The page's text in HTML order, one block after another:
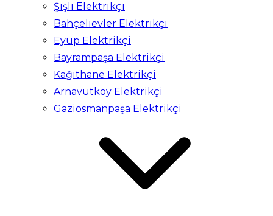
Şişli Elektrikçi
Bahçelievler Elektrikçi
Eyüp Elektrikçi
Bayrampaşa Elektrikçi
Kağıthane Elektrikçi
Arnavutköy Elektrikçi
Gaziosmanpaşa Elektrikçi